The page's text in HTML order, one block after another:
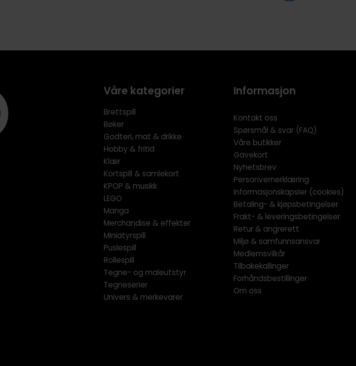
Våre kategorier
Brettspill
Bøker
Godteri, mat & drikke
Hobby & fritid
Klær
Kortspill & samlekort
KPOP & musikk
LEGO
Manga
Merchandise & effekter
Miniatyrspill
Puslespill
Rollespill
Tegne- og maleutstyr
Tegneserier
Univers & merkevarer
Informasjon
Kontakt oss
Spørsmål & svar (FAQ)
Våre butikker
Gavekort
Nyhetsbrev
Personvernerklæring
Informasjonskapsler (cookies)
Betaling- & kjøpsbetingelser
Frakt- & leveringsbetingelser
Retur & angrerett
Miljø & samfunnsansvar
Medlemsvilkår
Tilbakekallinger
Forhåndsbestillinger
Om oss